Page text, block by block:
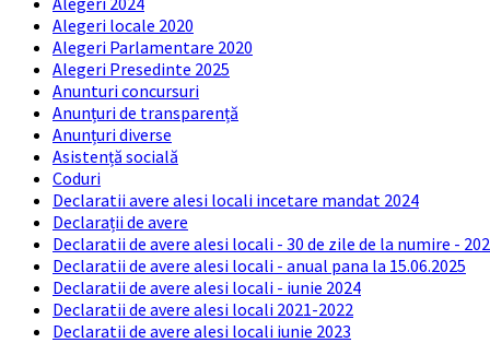
Alegeri locale 2020
Alegeri Parlamentare 2020
Alegeri Presedinte 2025
Anunturi concursuri
Anunțuri de transparență
Anunțuri diverse
Asistență socială
Coduri
Declaratii avere alesi locali incetare mandat 2024
Declarații de avere
Declaratii de avere alesi locali - 30 de zile de la numire -
Declaratii de avere alesi locali - anual pana la 15.06.2025
Declaratii de avere alesi locali - iunie 2024
Declaratii de avere alesi locali 2021-2022
Declaratii de avere alesi locali iunie 2023